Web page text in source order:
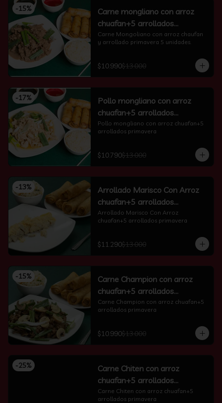
-15%
Carne mongliano con arroz
chuafan+5 arrollados
primavera
Carne Mongoliano con arroz chaufan
y arrollado primavera 5 unidades.
$10.990$13.000
-17%
Pollo mongliano con arroz
chuafan+5 arrollados
primavera
Pollo mongliano con arroz chuafan+5
arrollados primavera
$10.790$13.000
-13%
Arrollado Marisco Con Arroz
chuafan+5 arrollados
primavera
Arrollado Marisco Con Arroz
chuafan+5 arrollados primavera
$11.290$13.000
-15%
Carne Champion con arroz
chuafan+5 arrollados
primavera
Carne Champion con arroz chuafan+5
arrollados primavera
$10.990$13.000
-25%
Carne Chiten con arroz
chuafan+5 arrollados
primavera
Carne Chiten con arroz chuafan+5
arrollados primavera